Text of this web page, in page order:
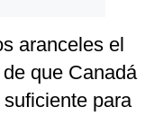
aranceles el
que Canadá
para